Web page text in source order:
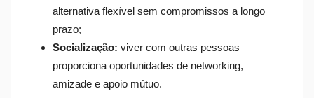
alternativa flexível sem compromissos a longo
prazo;
Socialização: viver com outras pessoas
proporciona oportunidades de networking,
amizade e apoio mútuo.